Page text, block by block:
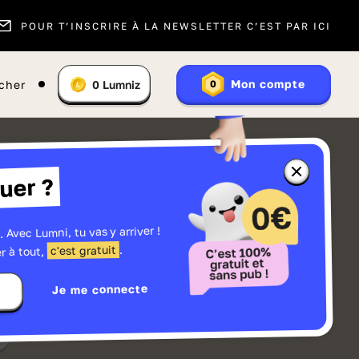
POUR T’INSCRIRE À LA NEWSLETTER C’EST PAR ICI
En
savoir
plus
les
Vous
:
0 Lumniz 0 Mon compte
Fermer
la
fenêtre
sur
Lumniz
?
Lumni, tu vas y arriver !
à tout, c'est gratuit .
Je me connecte